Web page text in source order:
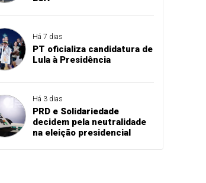
Há 7 dias
PT oficializa candidatura de
Lula à Presidência
Há 3 dias
PRD e Solidariedade
decidem pela neutralidade
na eleição presidencial